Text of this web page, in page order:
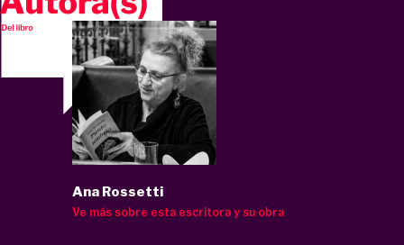
Ana Rossetti
Ve más sobre esta escritora y su obra